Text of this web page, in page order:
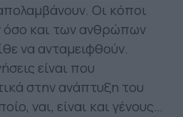
Οι κόποι
όσο και των ανθρώπων
να ανταμειφθούν.
είναι που
στην ανάπτυξη του
ναι, είναι και γένους…